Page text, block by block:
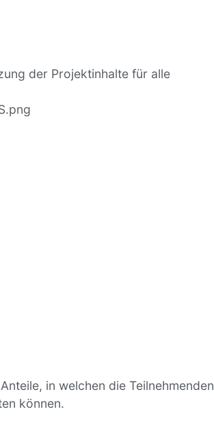
der Projektinhalte für alle
in welchen die Teilnehmenden
können.